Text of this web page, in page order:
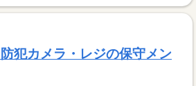
犯カメラ・レジの保守メン